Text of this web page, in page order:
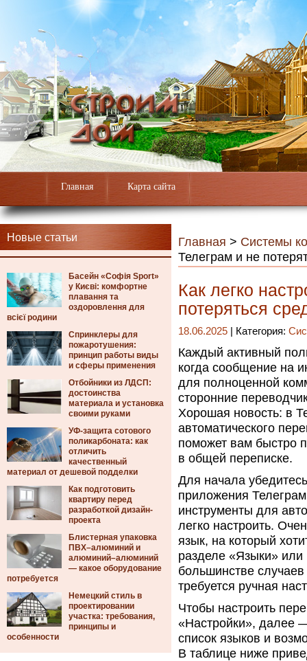
Главная Карта сайта
Новые статьи
Басейн «Софія Sport»
у Києві: комфортне
плавання та
оздоровлення для
всієї родини
Спринклеры для
пожаротушения:
принцип работы виды
и сферы применения
Отбойники из ЛДСП:
достоинства
материала и установка
своими руками
УФ-защита сотового
поликарбоната: как
отличить
качественный
материал от дешевой подделки
Как подготовить
квартиру перед
разработкой дизайн-
проекта
Блистерная упаковка
ПВХ–алюминий и
алюминий–алюминий
— какое оборудование
потребуется
Немецкий стиль в
проектировании
участка: требования,
принципы и
особенности
Главная > Системы
Телеграм и не
Как легко
потеряться
18.06.2025 | Категория:
Каждый активный
когда сообщение на
для полноценной
сторонние
Хорошая новость: в
автоматического
поможет вам быстро
в общей переписке.
Для начала
приложения
инструменты для
легко настроить.
язык, на который
разделе «Языки»
большинстве
требуется ручная
Чтобы настроить
«Настройки», далее
список языков и
В таблице ниже